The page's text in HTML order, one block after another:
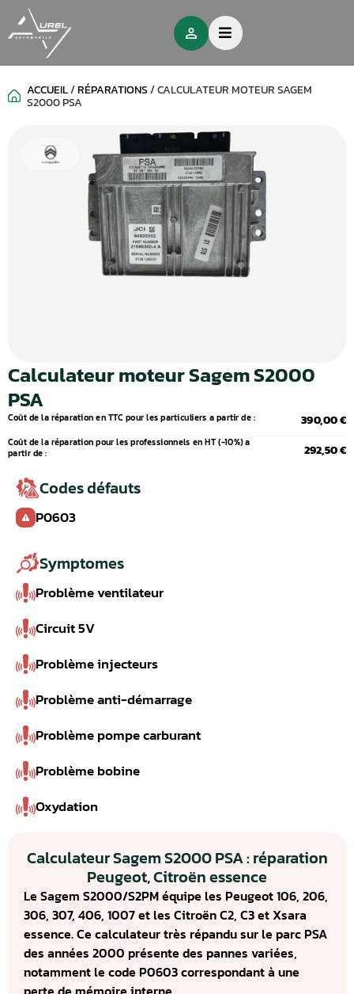
ACCUEIL/RÉPARATIONS/CALCULATEUR MOTEUR SAGEM
S2000 PSA
Calculateur moteur Sagem S2000
PSA
Coût de la réparation en TTC pour les particuliers a partir de : 390,00 €
Coût de la réparation pour les professionnels en HT (-10%) a
partir de :
292,50 €
Codes défauts
P0603
Symptomes
Problème ventilateur
Circuit 5V
Problème injecteurs
Problème anti-démarrage
Problème pompe carburant
Problème bobine
Oxydation
Calculateur Sagem S2000 PSA : réparation
Peugeot, Citroën essence
Le Sagem S2000/S2PM équipe les Peugeot 106, 206,
306, 307, 406, 1007 et les Citroën C2, C3 et Xsara
essence. Ce calculateur très répandu sur le parc PSA
des années 2000 présente des pannes variées,
notamment le code P0603 correspondant à une